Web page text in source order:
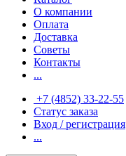
О компании
Оплата
Доставка
Советы
Контакты
...
+7 (4852) 33-22-55
Статус заказа
Вход / регистрация
...